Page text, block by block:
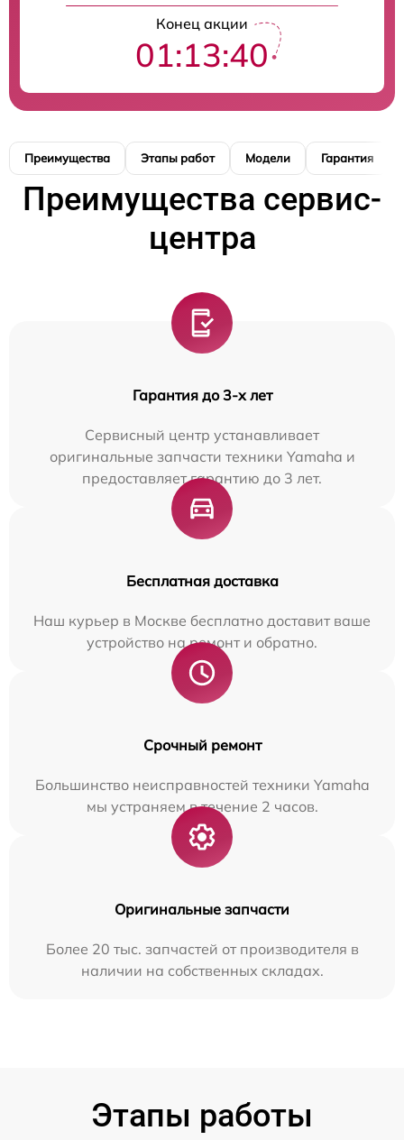
Конец акции
01:13:39
Преимущества Этапы работ Модели Гарантия
Преимущества сервис-
центра
Гарантия до 3-х лет
Сервисный центр устанавливает
оригинальные запчасти техники Yamaha и
предоставляет гарантию до 3 лет.
Бесплатная доставка
Наш курьер в Москве бесплатно доставит ваше
устройство на ремонт и обратно.
Срочный ремонт
Большинство неисправностей техники Yamaha
мы устраняем в течение 2 часов.
Оригинальные запчасти
Более 20 тыс. запчастей от производителя в
наличии на собственных складах.
Этапы работы